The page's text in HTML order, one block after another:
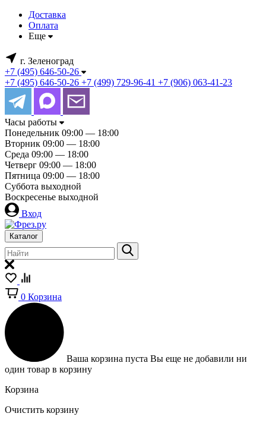
Доставка
Оплата
Еще
г. Зеленоград
+7 (495) 646-50-26
+7 (495) 646-50-26 +7 (499) 729-96-41 +7 (906) 063-41-23
Часы работы
Понедельник 09:00 — 18:00
Вторник 09:00 — 18:00
Среда 09:00 — 18:00
Четверг 09:00 — 18:00
Пятница 09:00 — 18:00
Суббота выходной
Воскресенье выходной
Вход
Каталог
0 Корзина
Ваша корзина пуста Вы еще не добавили ни
один товар в корзину
Корзина
Очистить корзину